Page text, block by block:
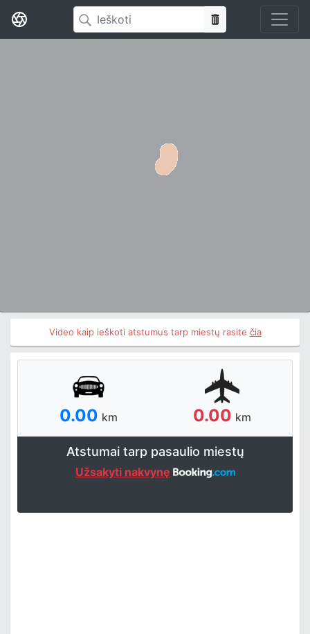
Video kaip ieškoti atstumus tarp miestų rasite čia
0.00 km 0.00 km
Atstumai tarp pasaulio miestų
Užsakyti nakvynę